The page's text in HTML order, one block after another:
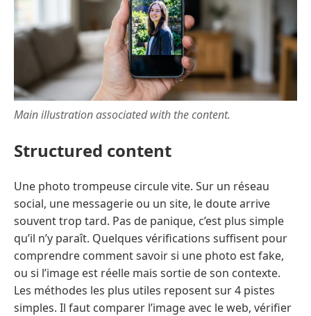
Main illustration associated with the content.
Structured content
Une photo trompeuse circule vite. Sur un réseau
social, une messagerie ou un site, le doute arrive
souvent trop tard. Pas de panique, c’est plus simple
qu’il n’y paraît. Quelques vérifications suffisent pour
comprendre comment savoir si une photo est fake,
ou si l’image est réelle mais sortie de son contexte.
Les méthodes les plus utiles reposent sur 4 pistes
simples. Il faut comparer l’image avec le web, vérifier